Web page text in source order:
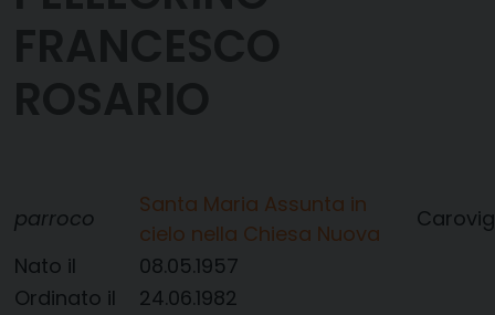
parroco
Santa Maria Assunta in
cielo nella Chiesa Nuova
Nato il
08.05.1957
Ordinato il
24.06.1982